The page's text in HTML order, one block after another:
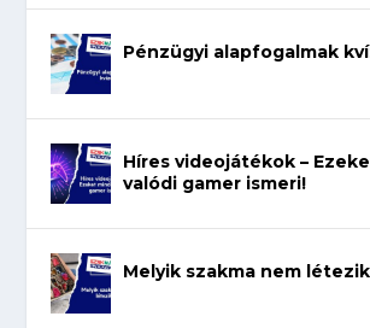
Pénzügyi alapfogalmak
Híres videojátékok –
valódi gamer ismeri!
Melyik szakma nem